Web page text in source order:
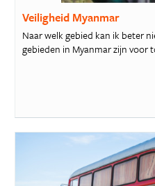
Veiligheid Myanmar
Naar welk gebied kan ik beter
gebieden in Myanmar zijn voor